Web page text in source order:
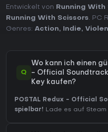
Entwickelt von
Running With
Running With Scissors. PC
Genres: Action, Indie,
Q
Wo kann ich einen
- Official
Key kaufen?
POSTAL Redux - Official
spielbar! Lade es auf